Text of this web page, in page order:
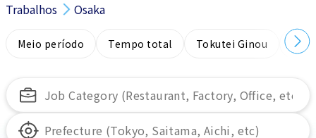
Trabalhos Osaka
Meio período Tempo total Tokutei Ginou